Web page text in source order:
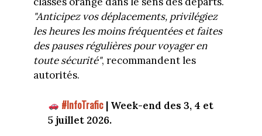
"Anticipez vos déplacements, privilégiez
les heures les moins fréquentées et faites
des pauses régulières pour voyager en
toute sécurité", recommandent les
autorités.
#InfoTrafic | Week-end des 3, 4 et
5 juillet 2026.